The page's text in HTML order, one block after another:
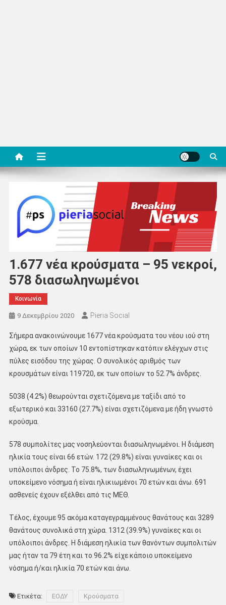
1.677 νέα κρούσματα – 95 νεκροί,
578 διασωληνωμένοι
Κοινωνία
9 Δεκεμβρίου 2020 Pieria Social
Σήμερα ανακοινώνουμε 1677 νέα κρούσματα του νέου ιού στη
χώρα, εκ των οποίων 10 εντοπίστηκαν κατόπιν ελέγχων στις
πύλες εισόδου της χώρας. Ο συνολικός αριθμός των
κρουσμάτων είναι 119720, εκ των οποίων το 52.7% άνδρες.
5038 (4.2%) θεωρούνται σχετιζόμενα με ταξίδι από το
εξωτερικό και 33160 (27.7%) είναι σχετιζόμενα με ήδη γνωστό
κρούσμα.
578 συμπολίτες μας νοσηλεύονται διασωληνωμένοι. Η διάμεση
ηλικία τους είναι 66 ετών. 172 (29.8%) είναι γυναίκες και οι
υπόλοιποι άνδρες. To 75.8%, των διασωληνωμένων, έχει
υποκείμενο νόσημα ή είναι ηλικιωμένοι 70 ετών και άνω. 691
ασθενείς έχουν εξέλθει από τις ΜΕΘ.
Τέλος, έχουμε 95 ακόμα καταγεγραμμένους θανάτους και 3289
θανάτους συνολικά στη χώρα. 1312 (39.9%) γυναίκες και οι
υπόλοιποι άνδρες. Η διάμεση ηλικία των θανόντων συμπολιτών
μας ήταν τα 79 έτη και το 96.2% είχε κάποιο υποκείμενο
νόσημα ή/και ηλικία 70 ετών και άνω.
Ετικέτα: ΕΟΔΥ Κρούσματα